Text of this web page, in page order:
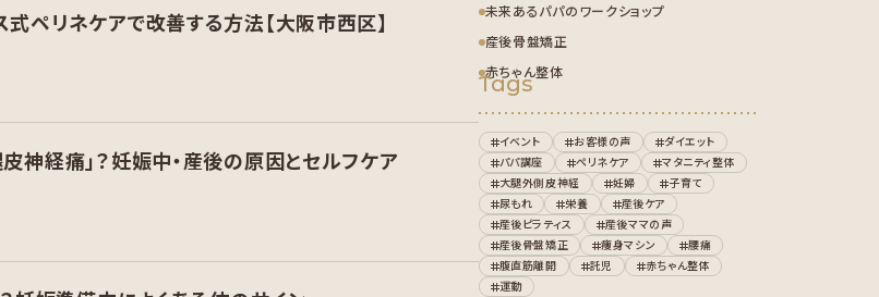
ペリネケアで改善する方法【大阪市西区】
神経痛」？妊娠中・産後の原因とセルフケア
未来あるパパのワークショップ
産後骨盤矯正
赤ちゃん整体
Tags
イベント お客様の声
ダイエット
パパ講座
ペリネケア
マタニティ整体
大腿外側皮神経
妊婦
子育て
尿もれ
栄養
産後ケア
産後ピラティス
産後ママの声
産後骨盤矯正
痩身マシン
腰痛
腹直筋離開
託児
赤ちゃん整体
運動